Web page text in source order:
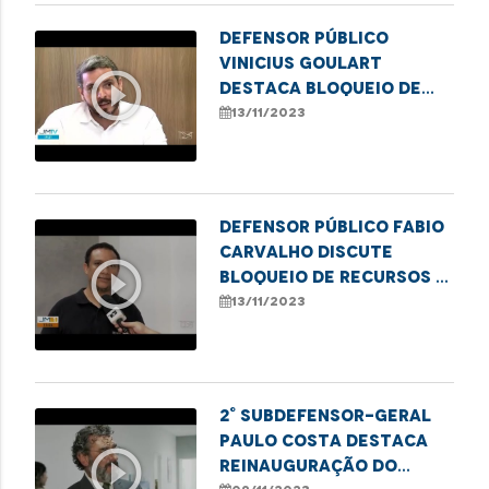
play_circle_outline
Defensor público
Vinicius Goulart
destaca bloqueio de
verbas para
privada de saúde
13/11/2023
play_circle_outline
Defensor público Fabio
Carvalho discute
bloqueio de recursos e
desafios na saúde
13/11/2023
play_circle_outline
2° Subdefensor-Geral
Paulo Costa destaca
reinauguração do